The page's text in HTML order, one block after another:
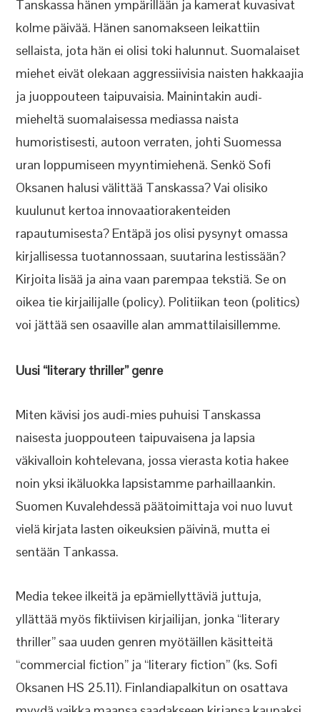
Tanskassa hänen ympärillään ja kamerat kuvasivat
kolme päivää. Hänen sanomakseen leikattiin
sellaista, jota hän ei olisi toki halunnut. Suomalaiset
miehet eivät olekaan aggressiivisia naisten hakkaajia
ja juoppouteen taipuvaisia. Mainintakin audi-
mieheltä suomalaisessa mediassa naista
humoristisesti, autoon verraten, johti Suomessa
uran loppumiseen myyntimiehenä. Senkö Sofi
Oksanen halusi välittää Tanskassa? Vai olisiko
kuulunut kertoa innovaatiorakenteiden
rapautumisesta? Entäpä jos olisi pysynyt omassa
kirjallisessa tuotannossaan, suutarina lestissään?
Kirjoita lisää ja aina vaan parempaa tekstiä. Se on
oikea tie kirjailijalle (policy). Politiikan teon (politics)
voi jättää sen osaaville alan ammattilaisillemme.
Uusi “literary thriller” genre
Miten kävisi jos audi-mies puhuisi Tanskassa
naisesta juoppouteen taipuvaisena ja lapsia
väkivalloin kohtelevana, jossa vierasta kotia hakee
noin yksi ikäluokka lapsistamme parhaillaankin.
Suomen Kuvalehdessä päätoimittaja voi nuo luvut
vielä kirjata lasten oikeuksien päivinä, mutta ei
sentään Tankassa.
Media tekee ilkeitä ja epämiellyttäviä juttuja,
yllättää myös fiktiivisen kirjailijan, jonka “literary
thriller” saa uuden genren myötäillen käsitteitä
“commercial fiction” ja “literary fiction” (ks. Sofi
Oksanen HS 25.11). Finlandiapalkitun on osattava